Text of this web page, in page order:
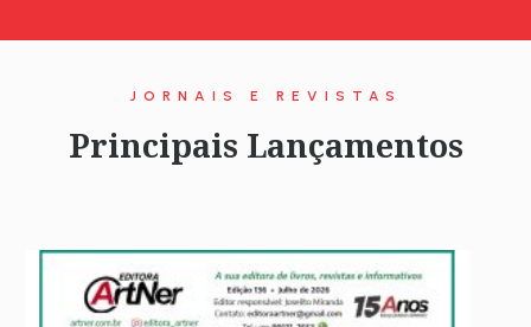
JORNAIS E REVISTAS
Principais Lançamentos